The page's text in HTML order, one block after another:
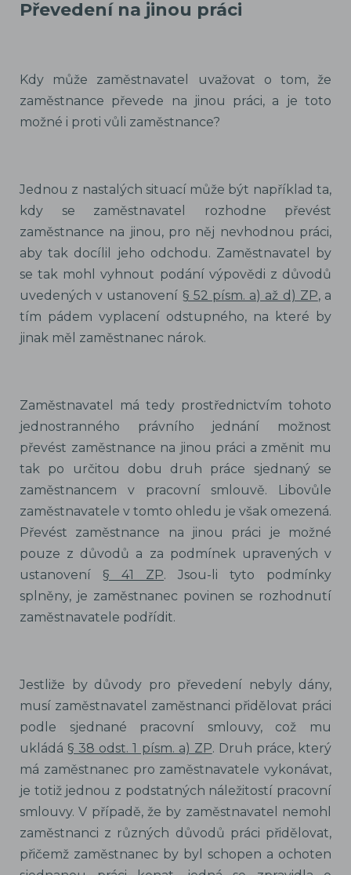
Převedení na jinou práci
Kdy může zaměstnavatel uvažovat o tom, že
zaměstnance převede na jinou práci, a je toto
možné i proti vůli zaměstnance?
Jednou z nastalých situací může být například ta,
kdy se zaměstnavatel rozhodne převést
zaměstnance na jinou, pro něj nevhodnou práci,
aby tak docílil jeho odchodu. Zaměstnavatel by
se tak mohl vyhnout podání výpovědi z důvodů
uvedených v ustanovení § 52 písm. a) až d) ZP, a
tím pádem vyplacení odstupného, na které by
jinak měl zaměstnanec nárok.
Zaměstnavatel má tedy prostřednictvím tohoto
jednostranného právního jednání možnost
převést zaměstnance na jinou práci a změnit mu
tak po určitou dobu druh práce sjednaný se
zaměstnancem v pracovní smlouvě. Libovůle
zaměstnavatele v tomto ohledu je však omezená.
Převést zaměstnance na jinou práci je možné
pouze z důvodů a za podmínek upravených v
ustanovení § 41 ZP. Jsou-li tyto podmínky
splněny, je zaměstnanec povinen se rozhodnutí
zaměstnavatele podřídit.
Jestliže by důvody pro převedení nebyly dány,
musí zaměstnavatel zaměstnanci přidělovat práci
podle sjednané pracovní smlouvy, což mu
ukládá § 38 odst. 1 písm. a) ZP. Druh práce, který
má zaměstnanec pro zaměstnavatele vykonávat,
je totiž jednou z podstatných náležitostí pracovní
smlouvy. V případě, že by zaměstnavatel nemohl
zaměstnanci z různých důvodů práci přidělovat,
přičemž zaměstnanec by byl schopen a ochoten